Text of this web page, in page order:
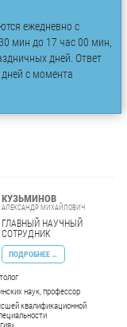
ежедневно с
мин до 17 час 00 мин,
дней. Ответ
с момента
КУЗЬМИНОВ
АЛЕКСАНДР МИХАЙЛОВИЧ
ГЛАВНЫЙ НАУЧНЫЙ
СОТРУДНИК
ПОДРОБНЕЕ …
наук, профессор
квалификационной